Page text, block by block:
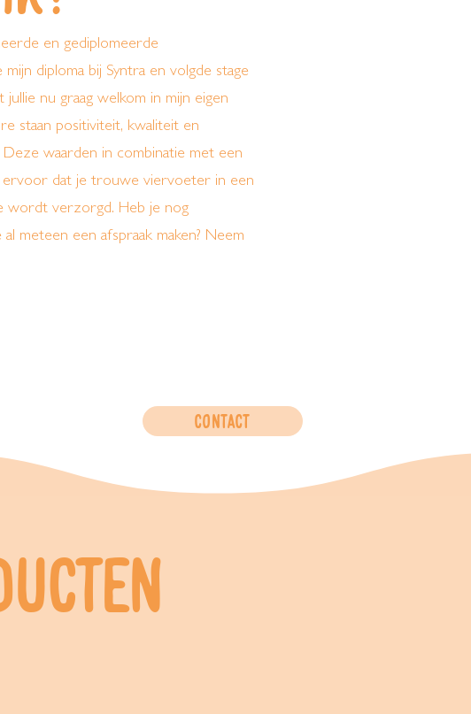
en gediplomeerde
diploma bij Syntra en volgde stage
nu graag welkom in mijn eigen
staan positiviteit, kwaliteit en
waarden in combinatie met een
ervoor dat je trouwe viervoeter in een
wordt verzorgd. Heb je nog
meteen een afspraak maken? Neem
Contact